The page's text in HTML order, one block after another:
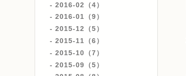
2016-02（4）
2016-01（9）
2015-12（5）
2015-11（6）
2015-10（7）
2015-09（5）